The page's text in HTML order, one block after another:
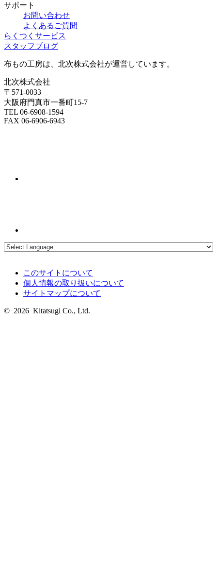
サポート
お問い合わせ
よくあるご質問
らくつくサービス
スタッフブログ
布もの工房は、北次株式会社が運営しています。
北次株式会社
〒571-0033
大阪府門真市一番町15-7
TEL 06-6908-1594
FAX 06-6906-6943
このサイトについて
個人情報の取り扱いについて
サイトマップについて
© 2026 Kitatsugi Co., Ltd.